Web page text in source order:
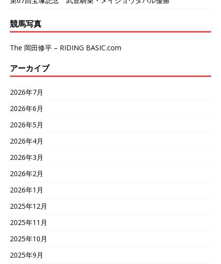
競馬写真
The 岡田修平 – RIDING BASIC.com
アーカイブ
2026年7月
2026年6月
2026年5月
2026年4月
2026年3月
2026年2月
2026年1月
2025年12月
2025年11月
2025年10月
2025年9月